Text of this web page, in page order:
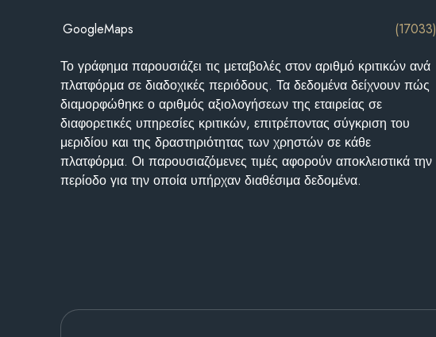
GoogleMaps (17033)
Το γράφημα παρουσιάζει τις μεταβολές στον αριθμό κριτικών ανά
πλατφόρμα σε διαδοχικές περιόδους. Τα δεδομένα δείχνουν πώς
διαμορφώθηκε ο αριθμός αξιολογήσεων της εταιρείας σε
διαφορετικές υπηρεσίες κριτικών, επιτρέποντας σύγκριση του
μεριδίου και της δραστηριότητας των χρηστών σε κάθε
πλατφόρμα. Οι παρουσιαζόμενες τιμές αφορούν αποκλειστικά την
περίοδο για την οποία υπήρχαν διαθέσιμα δεδομένα.